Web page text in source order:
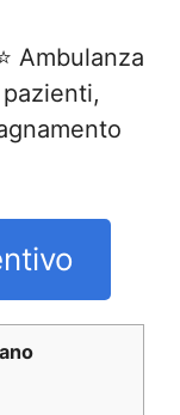
Ambulanza